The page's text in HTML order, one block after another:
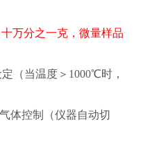
十万分之一克，微量样品
（当温度＞1000℃时，
体控制（仪器自动切